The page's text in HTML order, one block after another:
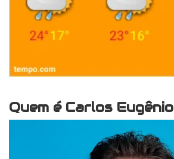
Quem é Carlos Eugênio